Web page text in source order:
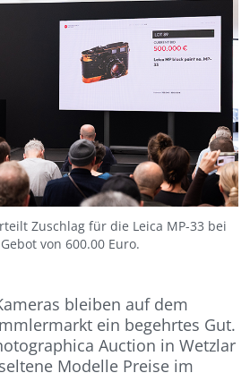
Zuschlag für die Leica MP-33 bei
von 600.00 Euro.
bleiben auf dem
ein begehrtes Gut.
Auction in Wetzlar
Modelle Preise im